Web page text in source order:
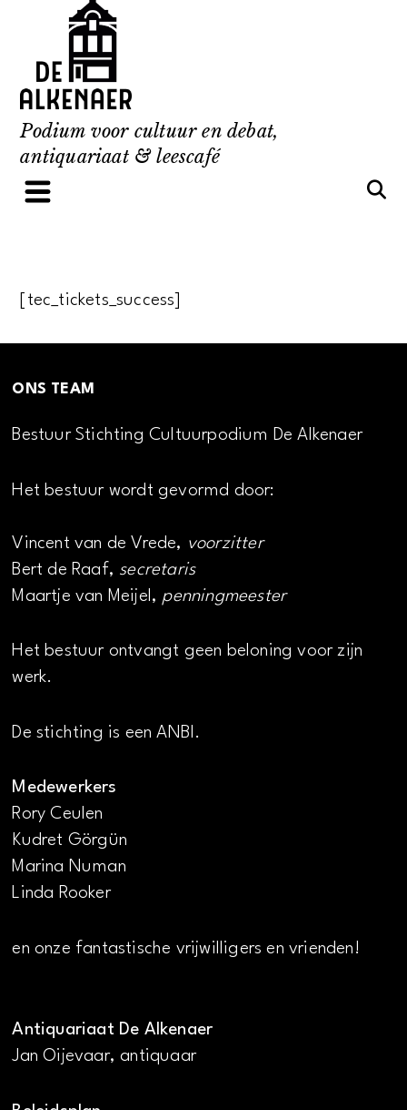
content
Podium voor cultuur en debat,
antiquariaat & leescafé
[tec_tickets_success]
ONS TEAM
Bestuur Stichting Cultuurpodium De Alkenaer
Het bestuur wordt gevormd door:
Vincent van de Vrede, voorzitter
Bert de Raaf, secretaris
Maartje van Meijel, penningmeester
Het bestuur ontvangt geen beloning voor zijn
werk.
De stichting is een ANBI.
Medewerkers
Rory Ceulen
Kudret Görgün
Marina Numan
Linda Rooker
en onze fantastische vrijwilligers en vrienden!
Antiquariaat De Alkenaer
Jan Oijevaar, antiquaar